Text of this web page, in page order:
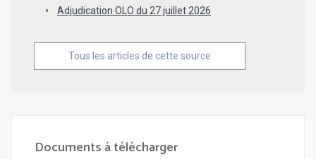
Adjudication OLO du 27 juillet 2026
Tous les articles de cette source
Documents à télécharger